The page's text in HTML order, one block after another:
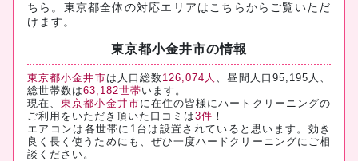
ちら 。東京都全体の対応エリアは こちらからご覧いただ
けます。
東京都小金井市の情報
東京都小金井市は人口総数126,074人 、昼間人口95,195人、
総世帯数は63,182世帯います。
現在、東京都小金井市に在住の皆様にハートクリーニングの
ご利用をいただき頂いた口コミは3件 ！
エアコンは各世帯に1台は設置されていると思います。効き
良く長く使うためにも、ぜひ一度ハードクリーニングにご相
談ください。